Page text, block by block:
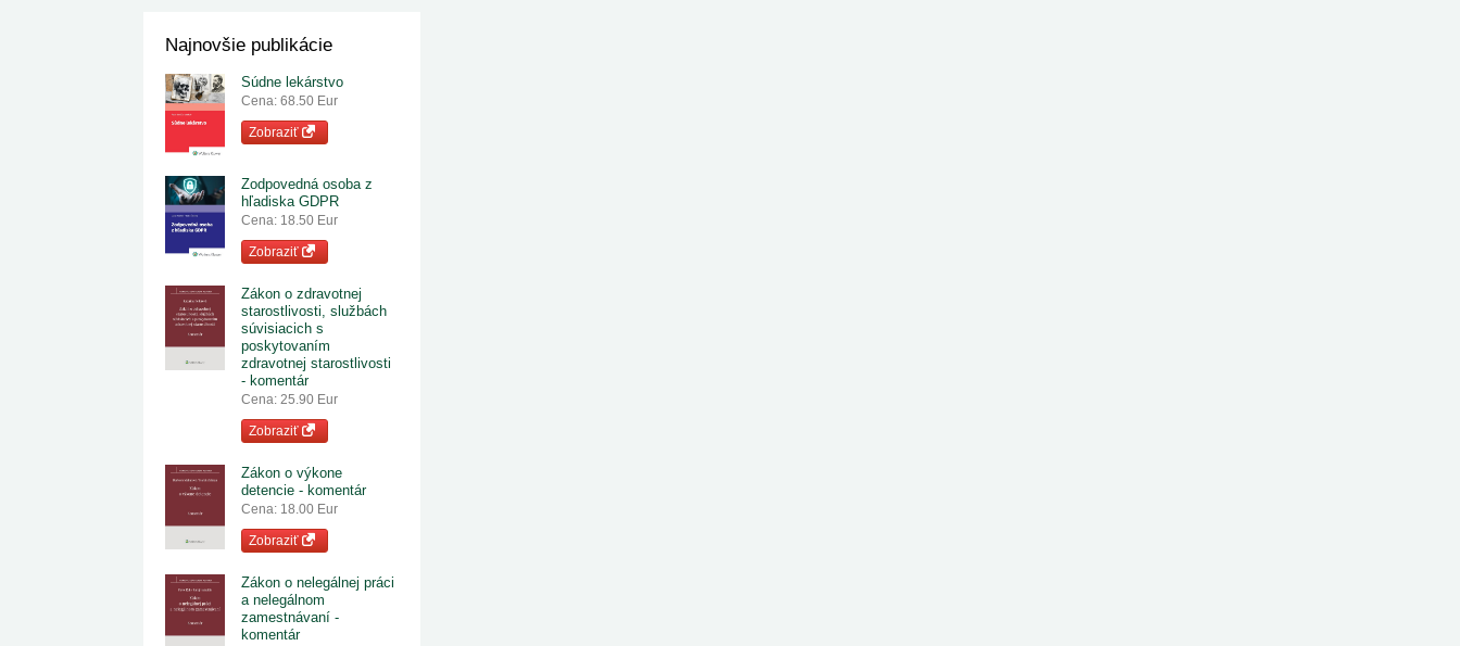
Najnovšie publikácie
Súdne lekárstvo
Cena: 68.50 Eur
Zobraziť
Zodpovedná osoba z
hľadiska GDPR
Cena: 18.50 Eur
Zobraziť
Zákon o zdravotnej
starostlivosti, službách
súvisiacich s
poskytovaním
zdravotnej starostlivosti
- komentár
Cena: 25.90 Eur
Zobraziť
Zákon o výkone
detencie - komentár
Cena: 18.00 Eur
Zobraziť
Zákon o nelegálnej práci
a nelegálnom
zamestnávaní -
komentár